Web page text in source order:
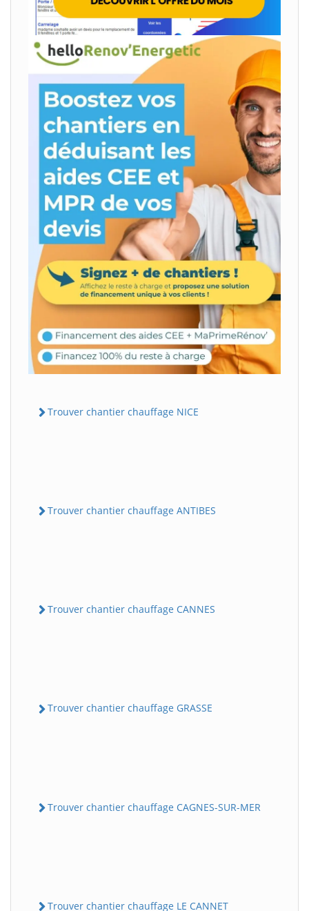
Trouver chantier chauffage NICE
Trouver chantier chauffage ANTIBES
Trouver chantier chauffage CANNES
Trouver chantier chauffage GRASSE
Trouver chantier chauffage CAGNES-SUR-MER
Trouver chantier chauffage LE CANNET